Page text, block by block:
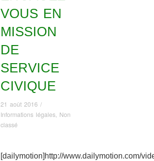
VOUS EN
MISSION
DE
SERVICE
CIVIQUE
21 août 2016 /
Informations légales, Non
classé
[dailymotion]http://www.dailymotion.com/